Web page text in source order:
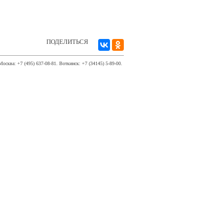
ПОДЕЛИТЬСЯ
+7 (495) 637-08-81. Воткинск: +7 (34145) 5-89-00.